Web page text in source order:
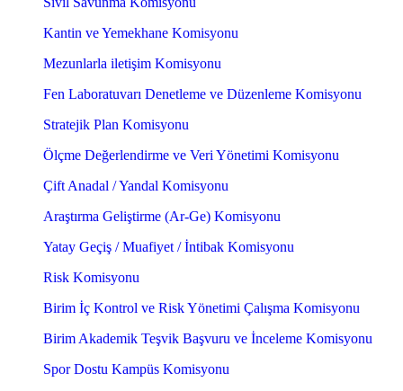
Kantin ve Yemekhane Komisyonu
Mezunlarla iletişim Komisyonu
Fen Laboratuvarı Denetleme ve Düzenleme Komisyonu
Stratejik Plan Komisyonu
Ölçme Değerlendirme ve Veri Yönetimi Komisyonu
Çift Anadal / Yandal Komisyonu
Araştırma Geliştirme (Ar-Ge) Komisyonu
Yatay Geçiş / Muafiyet / İntibak Komisyonu
Risk Komisyonu
Birim İç Kontrol ve Risk Yönetimi Çalışma Komisyonu
Birim Akademik Teşvik Başvuru ve İnceleme Komisyonu
Spor Dostu Kampüs Komisyonu